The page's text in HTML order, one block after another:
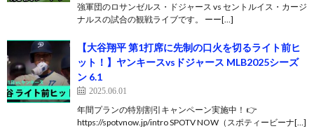
強軍団のロサンゼルス・ドジャース vs セントルイス・カージ
ナルスの試合の観戦ライブです。 ーー[…]
【大谷翔平 第1打席に先制の口火を切るライト前ヒ
ット！】ヤンキースvsドジャース MLB2025シーズ
ン 6.1
2025.06.01
年間プランの特別割引キャンペーン実施中！ 👉
https://spotvnow.jp/intro SPOTV NOW（スポティービーナ[…]